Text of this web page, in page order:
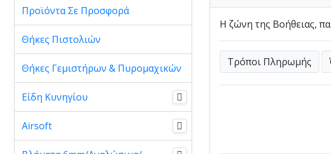
Η ζώνη της Βοήθειας,
Τρόποι Πληρωμής
Προϊόντα Σε Προσφορά
Θήκες Πιστολιών
Θήκες Γεμιστήρων & Πυρομαχικών
Είδη Κυνηγίου
Airsoft